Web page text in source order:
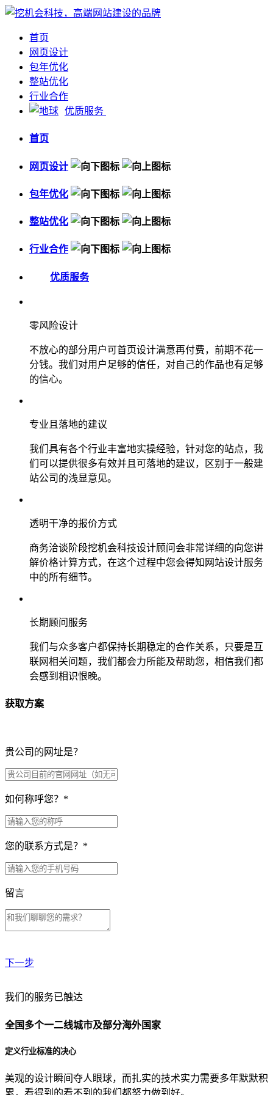
首页
网页设计
包年优化
整站优化
行业合作
优质服务
首页
网页设计
包年优化
整站优化
行业合作
优质服务
零风险设计
不放心的部分用户可首页设计满意再付费，前期不花一
分钱。我们对用户足够的信任，对自己的作品也有足够
的信心。
专业且落地的建议
我们具有各个行业丰富地实操经验，针对您的站点，我
们可以提供很多有效并且可落地的建议，区别于一般建
站公司的浅显意见。
透明干净的报价方式
商务洽谈阶段挖机会科技设计顾问会非常详细的向您讲
解价格计算方式，在这个过程中您会得知网站设计服务
中的所有细节。
长期顾问服务
我们与众多客户都保持长期稳定的合作关系，只要是互
联网相关问题，我们都会力所能及帮助您，相信我们都
会感到相识恨晚。
获取方案
贵公司的网址是？
如何称呼您？ *
您的联系方式是？ *
留言
下一步
贵公司预算范围是？
贵公司的团队规模是？
目前主要的营销渠道是？
我们的服务已触达
全国多个一二线城市及部分海外国家
定义行业标准的决心
美观的设计瞬间夺人眼球，而扎实的技术实力需要多年默默积
累，看得到的看不到的我们都努力做到好。